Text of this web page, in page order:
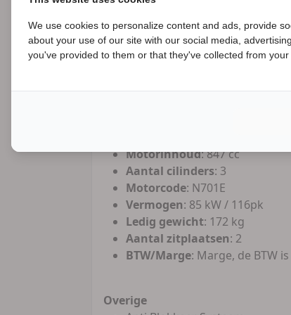
Bezorgen mogelijk
meer en betere foto's op de
Merk: Yamaha
Motorinhoud: 847 cc
Aantal cilinders: 3
Motorcode: N701E
Vermogen: 85 kW / 116pk
Ledig gewicht: 172 kg
Aantal zitplaatsen: 2
BTW/Marge: Marge, de BTW
Overige
We use cookies to personalize content and ads, provide
about your use of our site with our social media,
you've provided to them or that they've collected from your